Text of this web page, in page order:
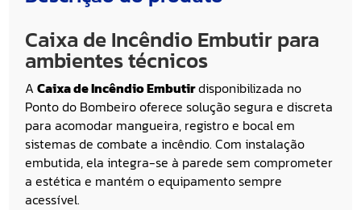
Caixa de Incêndio Embutir para
ambientes técnicos
ACaixa de Incêndio Embutirdisponibilizada no
Ponto do Bombeirooferece solução segura e discreta
para acomodar mangueira, registro e bocal em
sistemas de combate a incêndio. Com instalação
embutida, ela integra-se à parede sem comprometer
a estética e mantém o equipamento sempre
acessível.